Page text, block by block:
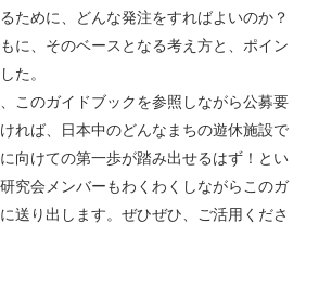
ために、どんな発注をすればよいのか？
に、そのベースとなる考え方と、ポイン
た。
このガイドブックを参照しながら公募要
れば、日本中のどんなまちの遊休施設で
向けての第一歩が踏み出せるはず！とい
究会メンバーもわくわくしながらこのガ
送り出します。ぜひぜひ、ご活用くださ